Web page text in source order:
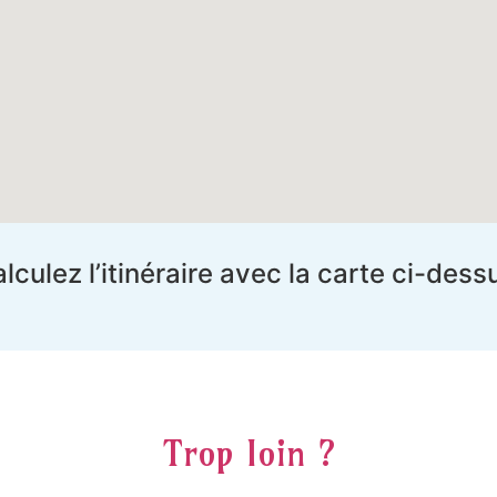
l’itinéraire avec la carte ci-
Trop loin ?